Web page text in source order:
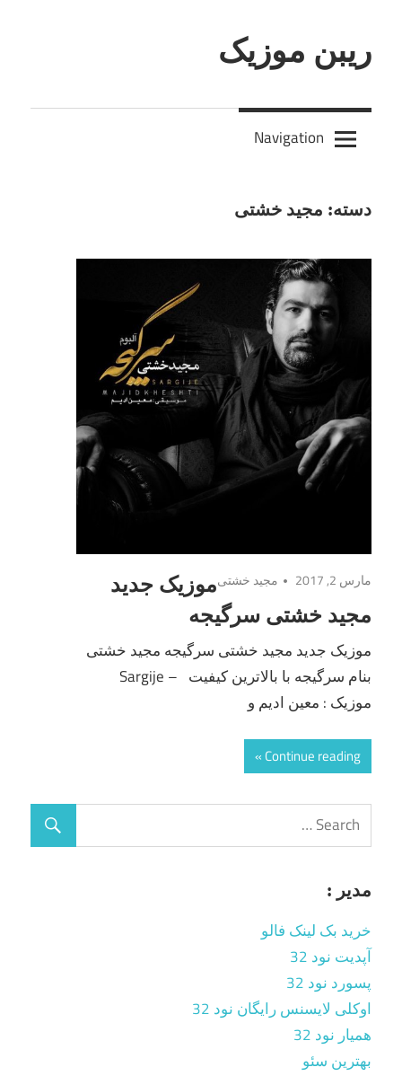
content
ریبن موزیک
mp3
جدید
Navigation
دسته: مجید خشتی
مارس 2, 2017 مجید خشتیموزیک جدید
مجید خشتی سرگیجه
موزیک جدید مجید خشتی سرگیجه مجید خشتی
بنام سرگیجه با بالاترین کیفیت – Sargije
موزیک : معین ادیم و
Continue reading
مدیر :
خرید بک لینک فالو
آپدیت نود 32
پسورد نود 32
اوکلی لایسنس رایگان نود 32
همیار نود 32
بهترین سئو